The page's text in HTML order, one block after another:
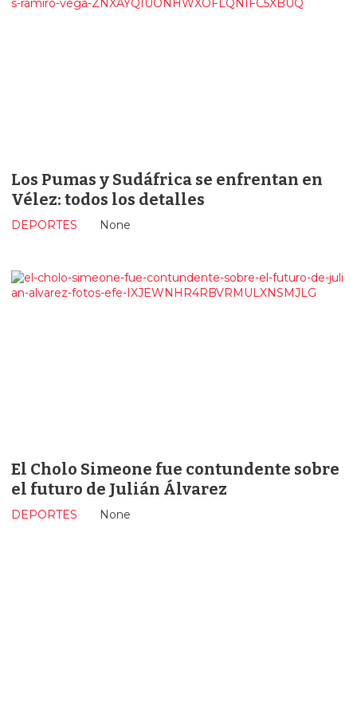
Los Pumas y Sudáfrica se enfrentan en
Vélez: todos los detalles
None
DEPORTES
El Cholo Simeone fue contundente sobre
el futuro de Julián Álvarez
None
DEPORTES